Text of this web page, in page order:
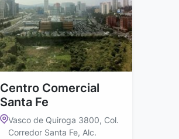
Centro Comercial
Santa Fe
Vasco de Quiroga 3800, Col.
Corredor Santa Fe, Alc.